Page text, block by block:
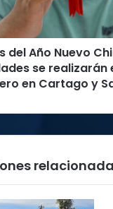
del Año Nuevo
se realizarán
en Cartago y